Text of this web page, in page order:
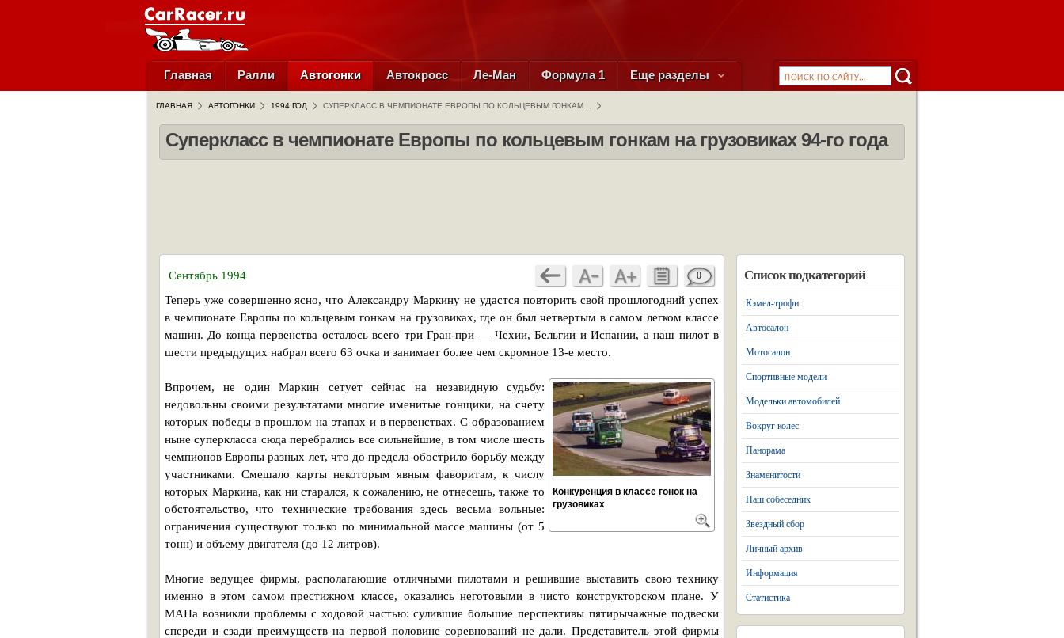
Главная Ралли Автогонки Автокросс Ле-Ман Формула 1 Еще разделы
ГЛАВНАЯ АВТОГОНКИ 1994 ГОД СУПЕРКЛАСС В ЧЕМПИОНАТЕ ЕВРОПЫ ПО КОЛЬЦЕВЫМ ГОНКАМ…
Суперкласс в чемпионате Европы по кольцевым гонкам на грузовиках 94-го года
Сентябрь 1994 0
Теперь уже совершенно ясно, что Александру Маркину не удастся повторить свой прошлогодний успех
в чемпионате Европы по кольцевым гонкам на грузовиках, где он был четвертым в самом легком классе
машин. До конца первенства осталось всего три Гран-при — Чехии, Бельгии и Испании, а наш пилот в
шести предыдущих набрал всего 63 очка и занимает более чем скромное 13-е место.
Конкуренция в классе гонок на
грузовиках
Впрочем, не один Маркин сетует сейчас на незавидную судьбу:
недовольны своими результатами многие именитые гонщики, на счету
которых победы в прошлом на этапах и в первенствах. С образованием
ныне суперкласса сюда перебрались все сильнейшие, в том числе шесть
чемпионов Европы разных лет, что до предела обострило борьбу между
участниками. Смешало карты некоторым явным фаворитам, к числу
которых Маркина, как ни старался, к сожалению, не отнесешь, также то
обстоятельство, что технические требования здесь весьма вольные:
ограничения существуют только по минимальной массе машины (от 5
тонн) и объему двигателя (до 12 литров).
Многие ведущее фирмы, располагающие отличными пилотами и решившие выставить свою технику
именно в этом самом престижном классе, оказались неготовыми в чисто конструкторском плане. У
МАНа возникли проблемы с ходовой частью: сулившие большие перспективы пятирычажные подвески
спереди и сзади преимуществ на первой половине соревнований не дали. Представитель этой фирмы
Список подкатегорий
Кэмел-трофи
Автосалон
Мотосалон
Спортивные модели
Модельки автомобилей
Вокруг колес
Панорама
Знаменитости
Наш собеседник
Звездный сбор
Личный архив
Информация
Статистика